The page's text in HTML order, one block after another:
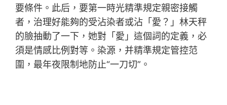
要條件。此后，要第一時光精準規定親密接觸
者，治理好能夠的受沾染者或沾「愛？」林天秤
的臉抽動了一下，她對「愛」這個詞的定義，必
須是情感比例對等。染源，并精準規定管控范
圍，最年夜限制地防止“一刀切”。